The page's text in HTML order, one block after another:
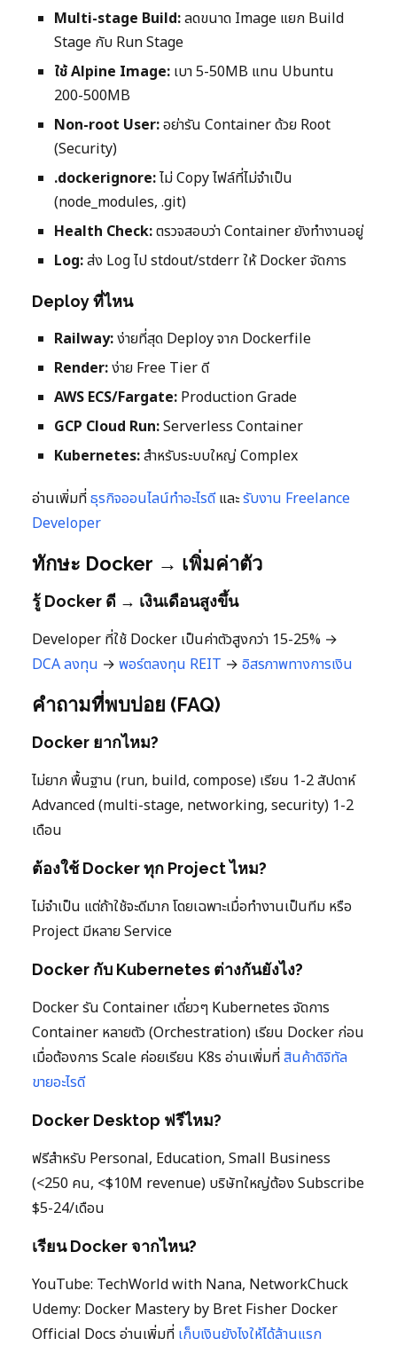
Multi-stage Build:ลดขนาด Image แยก Build
Stage กับ Run Stage
ใช้ Alpine Image: เบา 5-50MB แทน Ubuntu
200-500MB
Non-root User:อย่ารัน Container ด้วย Root
(Security)
.dockerignore:ไม่ Copy ไฟล์ที่ไม่จำเป็น
(node_modules, .git)
Health Check:ตรวจสอบว่า Container ยังทำงานอยู่
Log:ส่ง Log ไป stdout/stderr ให้ Docker จัดการ
Deploy ที่ไหน
Railway:ง่ายที่สุด Deploy จาก Dockerfile
Render:ง่าย Free Tier ดี
AWS ECS/Fargate: Production Grade
GCP Cloud Run:Serverless Container
Kubernetes:สำหรับระบบใหญ่ Complex
อ่านเพิ่มที่ธุรกิจออนไลน์ทำอะไรดีและรับงาน Freelance
Developer
ทักษะ Docker → เพิ่มค่าตัว
รู้ Docker ดี → เงินเดือนสูงขึ้น
Developer ที่ใช้ Docker เป็นค่าตัวสูงกว่า 15-25% →
DCA ลงทุน → พอร์ตลงทุน REIT → อิสรภาพทางการเงิน
คำถามที่พบบ่อย (FAQ)
Docker ยากไหม?
ไม่ยาก พื้นฐาน (run, build, compose) เรียน 1-2 สัปดาห์
Advanced (multi-stage, networking, security) 1-2
เดือน
ต้องใช้ Docker ทุก Project ไหม?
ไม่จำเป็น แต่ถ้าใช้จะดีมาก โดยเฉพาะเมื่อทำงานเป็นทีม หรือ
Project มีหลาย Service
Docker กับ Kubernetes ต่างกันยังไง?
Docker รัน Container เดี่ยวๆ Kubernetes จัดการ
Container หลายตัว (Orchestration) เรียน Docker ก่อน
เมื่อต้องการ Scale ค่อยเรียน K8s อ่านเพิ่มที่สินค้าดิจิทัล
ขายอะไรดี
Docker Desktop ฟรีไหม?
ฟรีสำหรับ Personal, Education, Small Business
(<250 คน, <$10M revenue) บริษัทใหญ่ต้อง Subscribe
$5-24/เดือน
เรียน Docker จากไหน?
YouTube: TechWorld with Nana, NetworkChuck
Udemy: Docker Mastery by Bret Fisher Docker
Official Docs อ่านเพิ่มที่ เก็บเงินยังไงให้ได้ล้านแรก